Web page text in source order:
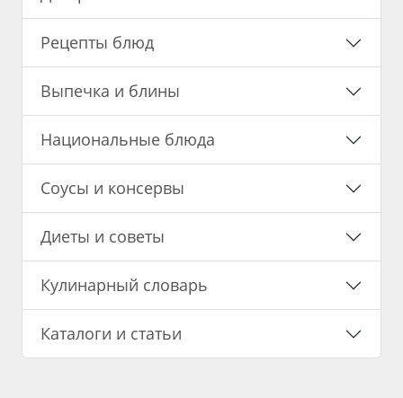
Рецепты блюд
Выпечка и блины
Национальные блюда
Соусы и консервы
Диеты и советы
Кулинарный словарь
Каталоги и статьи